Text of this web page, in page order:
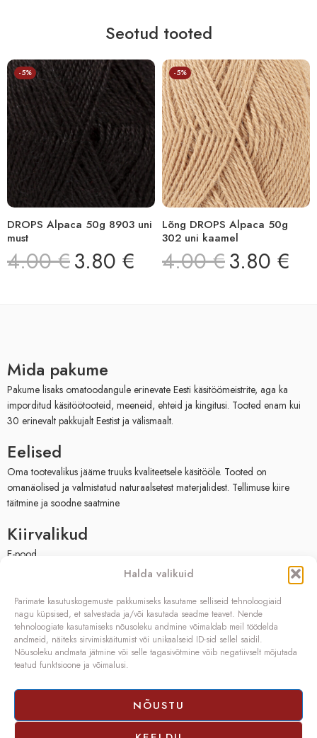
Halda valikuid
Parimate kasutuskogemuste pakkumiseks kasutame selliseid tehnoloogiaid
nagu küpsised, et salvestada ja/või kasutada seadme teavet. Nende
tehnoloogiate kasutamiseks nõusoleku andmine võimaldab meil töödelda
andmeid, näiteks sirvimiskäitumist või unikaalseid ID-sid sellel saidil.
Nõusoleku andmata jätmine või selle tagasivõtmine võib negatiivselt mõjutada
teatud funktsioone ja võimalusi.
NÕUSTU
Seotud tooted
-5%
DROPS Alpaca 50g 8903 uni
must
4.00€3.80 €
-5%
Lõng DROPS Alpaca 50g
302 uni kaamel
4.00€3.80 €
Mida pakume
Pakume lisaks omatoodangule erinevate Eesti käsitöömeistrite, aga ka
imporditud käsitöötooteid, meeneid, ehteid ja kingitusi. Tooted enam kui
30 erinevalt pakkujalt Eestist ja välismaalt.
Eelised
Oma tootevalikus jääme truuks kvaliteetsele käsitööle. Tooted on
omanäolised ja valmistatud naturaalsetest materjalidest. Tellimuse kiire
täitmine ja soodne saatmine
Kiirvalikud
E-pood
Facebook
Kontakt
OÜ SIVONA
Raudtee põik 2, Paikuse,
Telefon: (+372) 5272419